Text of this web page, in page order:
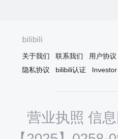
bilibili
关于我们 联系我们 用户协议
隐私协议
bilibili认证
营业执照 信